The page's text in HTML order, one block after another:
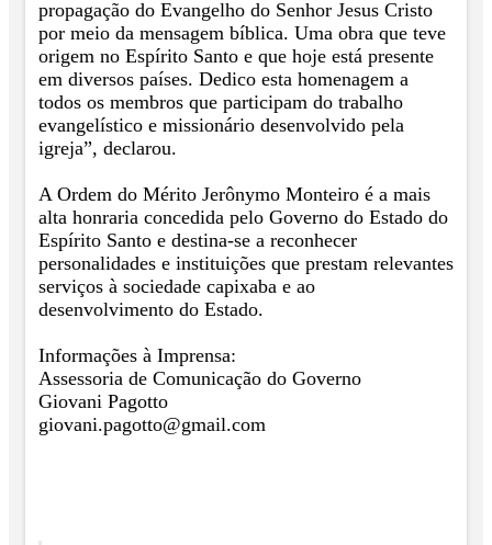
propagação do Evangelho do Senhor Jesus Cristo
por meio da mensagem bíblica. Uma obra que teve
origem no Espírito Santo e que hoje está presente
em diversos países. Dedico esta homenagem a
todos os membros que participam do trabalho
evangelístico e missionário desenvolvido pela
igreja”, declarou.
A Ordem do Mérito Jerônymo Monteiro é a mais
alta honraria concedida pelo Governo do Estado do
Espírito Santo e destina-se a reconhecer
personalidades e instituições que prestam relevantes
serviços à sociedade capixaba e ao
desenvolvimento do Estado.
Informações à Imprensa:
Assessoria de Comunicação do Governo
Giovani Pagotto
giovani.pagotto@gmail.com